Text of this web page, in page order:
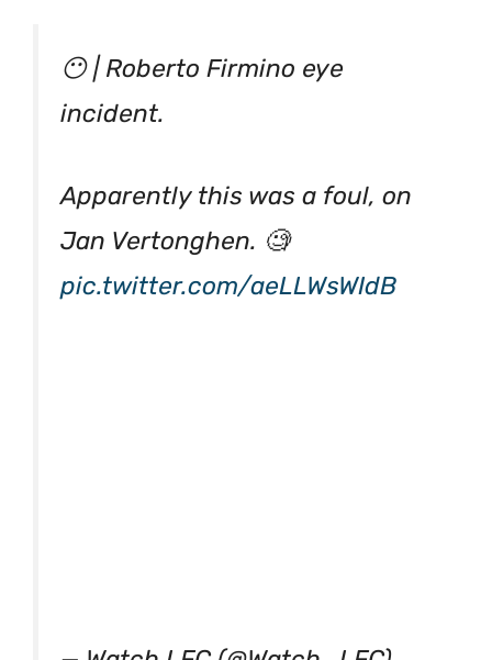
😶 | Roberto Firmino eye
incident.
Apparently this was a foul, on
Jan Vertonghen. 🧐
pic.twitter.com/aeLLWsWIdB